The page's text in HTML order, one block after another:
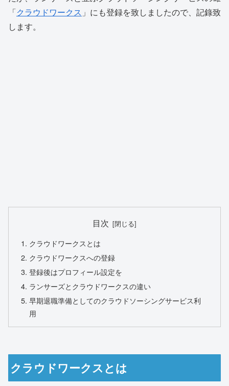
「クラウドワークス 」にも登録を致しましたので、記錄致
します。
目次
クラウドワークスとは
クラウドワークスへの登録
登録後はプロフィール設定を
ランサーズとクラウドワークスの違い
早期退職準備としてのクラウドソーシングサービス利
用
クラウドワークスとは